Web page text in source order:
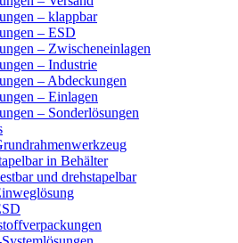
– klappbar
– ESD
– Zwischeneinlagen
– Industrie
– Abdeckungen
– Einlagen
– Sonderlösungen
in Behälter
und drehstapelbar